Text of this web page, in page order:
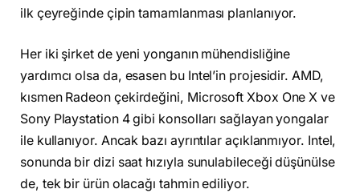
ilk çeyreğinde çipin tamamlanması planlanıyor.
Her iki şirket de yeni yonganın mühendisliğine
yardımcı olsa da, esasen bu Intel’in projesidir. AMD,
kısmen Radeon çekirdeğini, Microsoft Xbox One X ve
Sony Playstation 4 gibi konsolları sağlayan yongalar
ile kullanıyor. Ancak bazı ayrıntılar açıklanmıyor. Intel,
sonunda bir dizi saat hızıyla sunulabileceği düşünülse
de, tek bir ürün olacağı tahmin ediliyor.